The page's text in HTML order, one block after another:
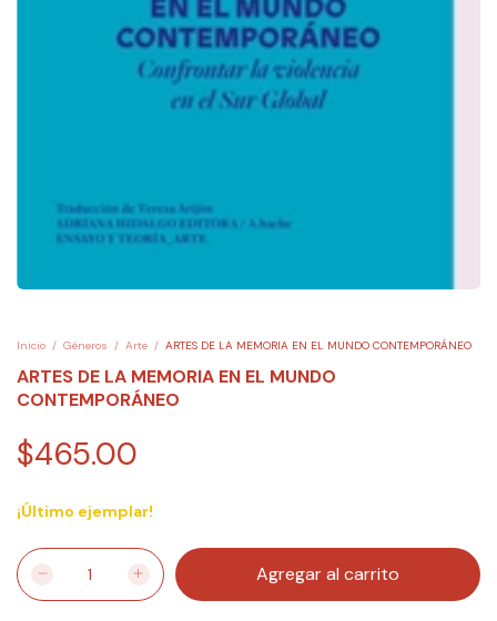
Inicio / Géneros / Arte / ARTES DE LA MEMORIA EN EL MUNDO CONTEMPORÁNEO
ARTES DE LA MEMORIA EN EL MUNDO
CONTEMPORÁNEO
$465.00
¡Último ejemplar!